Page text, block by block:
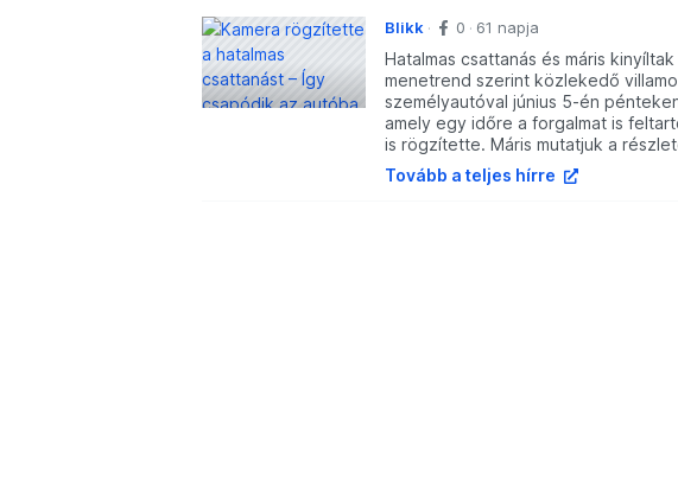
Blikk 0 61 napja
Hatalmas csattanás és máris
menetrend szerint közlekedő
személyautóval június 5-én
amely egy időre a forgalmat is
is rögzítette. Máris mutatjuk a
Tovább a teljes hírre